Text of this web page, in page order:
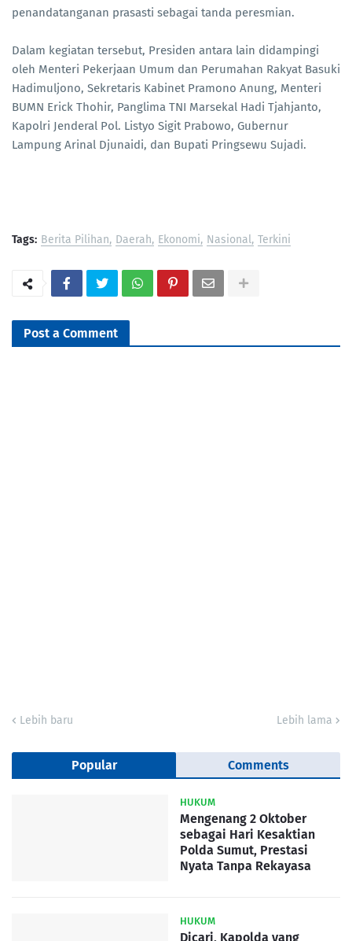
penandatanganan prasasti sebagai tanda peresmian.
Dalam kegiatan tersebut, Presiden antara lain didampingi
oleh Menteri Pekerjaan Umum dan Perumahan Rakyat Basuki
Hadimuljono, Sekretaris Kabinet Pramono Anung, Menteri
BUMN Erick Thohir, Panglima TNI Marsekal Hadi Tjahjanto,
Kapolri Jenderal Pol. Listyo Sigit Prabowo, Gubernur
Lampung Arinal Djunaidi, dan Bupati Pringsewu Sujadi.
Tags: Berita Pilihan Daerah Ekonomi Nasional Terkini
Post a Comment
Lebih baru Lebih lama
Popular Comments
HUKUM
Mengenang 2 Oktober
sebagai Hari Kesaktian
Polda Sumut, Prestasi
Nyata Tanpa Rekayasa
HUKUM
Dicari, Kapolda yang